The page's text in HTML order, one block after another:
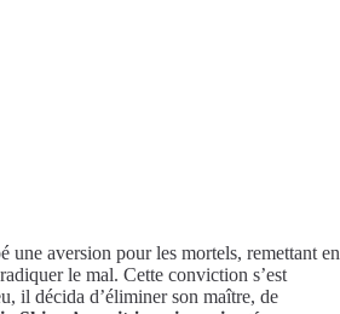
aversion pour les mortels, remettant en
le mal. Cette conviction s’est
il décida d’éliminer son maître, de